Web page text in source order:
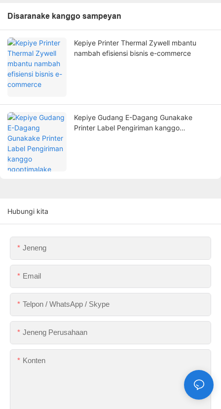
Disaranake kanggo sampeyan
Kepiye Printer Thermal Zywell mbantu
nambah efisiensi bisnis e-commerce
Kepiye Gudang E-Dagang Gunakake
Printer Label Pengiriman kanggo
Hubungi kita
Jeneng
Email
Telpon / WhatsApp / Skype
Jeneng Perusahaan
Konten